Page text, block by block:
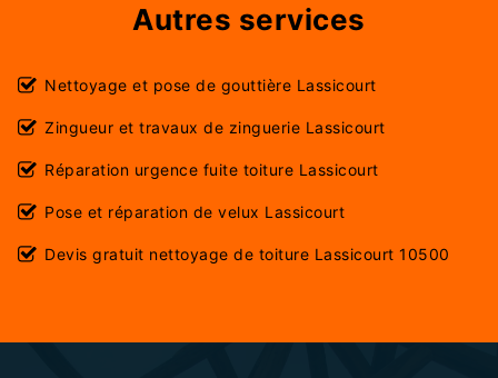
Autres services
Nettoyage et pose de gouttière Lassicourt
Zingueur et travaux de zinguerie Lassicourt
Réparation urgence fuite toiture Lassicourt
Pose et réparation de velux Lassicourt
Devis gratuit nettoyage de toiture Lassicourt 10500